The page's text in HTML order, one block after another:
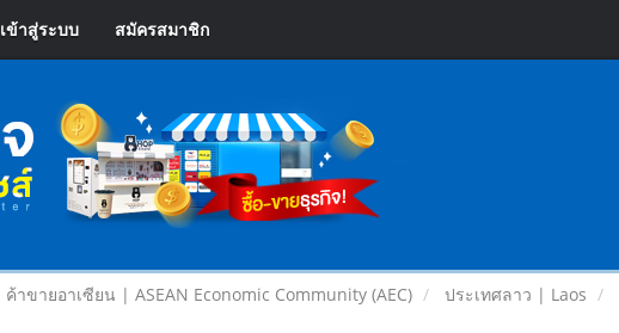
เข้าสู่ระบบ สมัครสมาชิก
ค้าขายอาเซียน | ASEAN Economic Community (AEC) ประเทศลาว | Laos